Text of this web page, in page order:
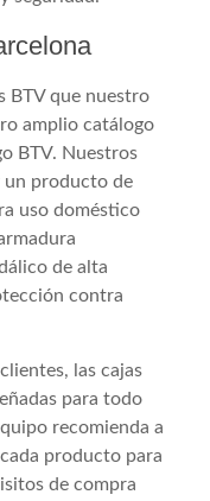
BTV que nuestro
amplio catálogo
BTV. Nuestros
un producto de
uso doméstico
de alta
contra
las cajas
para todo
recomienda a
producto para
de compra